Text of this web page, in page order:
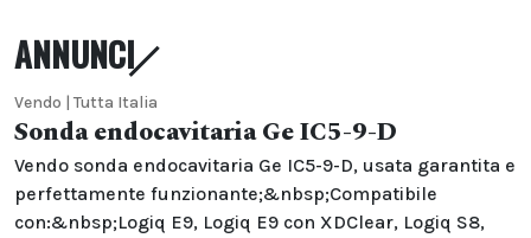
ANNUNCI
Vendo | Tutta Italia
Sonda endocavitaria Ge IC5-9-D
Vendo sonda endocavitaria Ge IC5-9-D, usata garantita e
perfettamente funzionante;&nbsp;Compatibile
con:&nbsp;Logiq E9, Logiq E9 con XDClear, Logiq S8,